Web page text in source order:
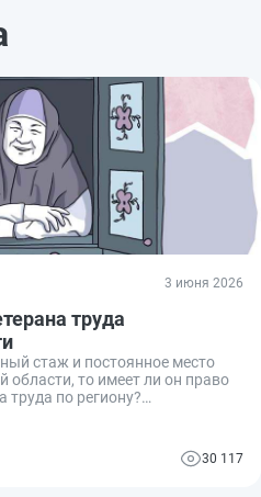
3 июня 2026
труда
стаж и постоянное место
то имеет ли он право
труда по региону?
необходимы для его
30 117